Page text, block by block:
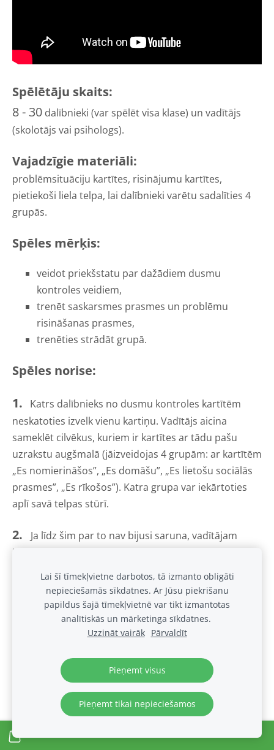
Spēlētāju skaits:
8 - 30 dalībnieki (var spēlēt visa klase) un vadītājs
(skolotājs vai psihologs).
Vajadzīgie materiāli:
problēmsituāciju kartītes, risinājumu kartītes,
pietiekoši liela telpa, lai dalībnieki varētu sadalīties 4
grupās.
Spēles mērķis:
veidot priekšstatu par dažādiem dusmu
kontroles veidiem,
trenēt saskarsmes prasmes un problēmu
risināšanas prasmes,
trenēties strādāt grupā.
Spēles norise:
1. Katrs dalībnieks no dusmu kontroles kartītēm
neskatoties izvelk vienu kartiņu. Vadītājs aicina
sameklēt cilvēkus, kuriem ir kartītes ar tādu pašu
uzrakstu augšmalā (jāizveidojas 4 grupām: ar kartītēm
„Es nomierināšos”, „Es domāšu”, „Es lietošu sociālās
prasmes”, „Es rīkošos”). Katra grupa var iekārtoties
aplī savā telpas stūrī.
2.
Ja līdz šim par to nav bijusi saruna, vadītājam
ieteicams pārrunāt ar dalībniekiem, ka viņu kartītes
sadusmo.
Pirmās divas ir domātas, lai mēs nomierinātos
un sajustos labāk („Es nomierināšos”-
domāšu”- domāšanas stratēģijas),
otrās divas („Es lietošu sociālās prasmes” un „Es
rīkošos”) attiecas uz veidiem, kā varam risināt
radušos situāciju.
Var nodemonstrēt piemērus no katra risinājumu
Lai šī tīmekļvietne darbotos, tā izmanto obligāti
nepieciešamās sīkdatnes. Ar Jūsu piekrišanu
papildus šajā tīmekļvietnē var tikt izmantotas
analītiskās un mārketinga sīkdatnes.
Uzzināt vairāk
Pārvaldīt
Pieņemt visus
Pieņemt tikai nepieciešamos